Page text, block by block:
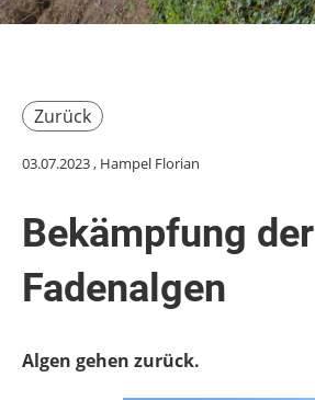
Zurück
03.07.2023, Hampel Florian
Bekämpfung der
Fadenalgen
Algen gehen zurück.